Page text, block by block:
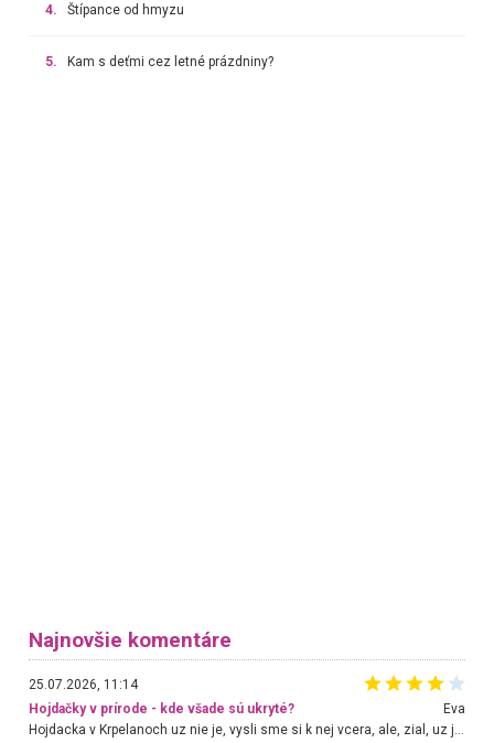
4. Štípance od hmyzu
5. Kam s deťmi cez letné prázdniny?
Najnovšie komentáre
25.07.2026, 11:14
Hojdačky v prírode - kde všade sú ukryté?
Eva